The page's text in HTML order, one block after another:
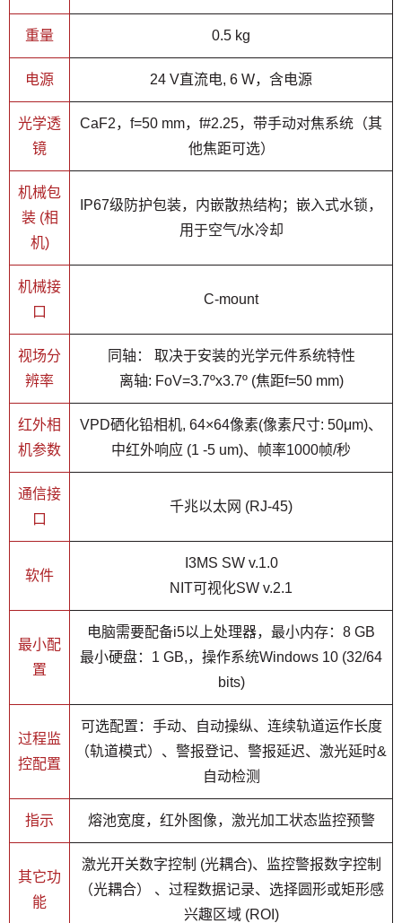
重量 0.5 kg
电源 24 V直流电, 6 W，含电源
光学透
镜
CaF2，f=50 mm，f#2.25，带手动对焦系统（其
他焦距可选）
机械包
装 (相
机)
IP67级防护包装，内嵌散热结构；嵌入式水锁，
用于空气/水冷却
机械接
口
C-mount
视场分
辨率
同轴： 取决于安装的光学元件系统特性
离轴: FoV=3.7ºx3.7º (焦距f=50 mm)
红外相
机参数
VPD硒化铅相机, 64×64像素(像素尺寸: 50μm)、
中红外响应 (1 -5 um)、帧率1000帧/秒
通信接
口
千兆以太网 (RJ-45)
软件
I3MS SW v.1.0
NIT可视化SW v.2.1
最小配
置
电脑需要配备i5以上处理器，最小内存：8 GB
最小硬盘：1 GB,，操作系统Windows 10 (32/64
bits)
过程监
控配置
可选配置：手动、自动操纵、连续轨道运作长度
（轨道模式）、警报登记、警报延迟、激光延时&
自动检测
指示 熔池宽度，红外图像，激光加工状态监控预警
其它功
能
激光开关数字控制 (光耦合)、监控警报数字控制
（光耦合） 、过程数据记录、选择圆形或矩形感
兴趣区域 (ROI)